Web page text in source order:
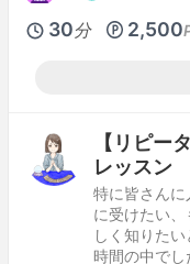
30分 2,500
【リピー
レッスン
特に皆さん
に受けたい
しく知りた
時間の中でし